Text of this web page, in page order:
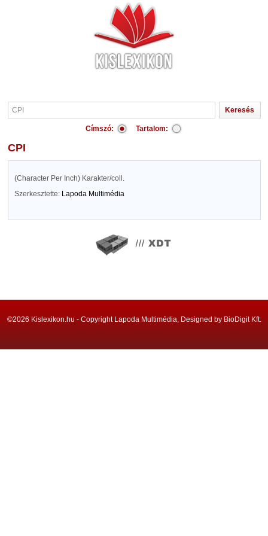
Címszó: Tartalom:
CPI
(Character Per Inch) Karakter/coll.
Szerkesztette: Lapoda Multimédia
©2026 Kislexikon.hu - Copyright Lapoda Multimédia, Designed by BioDigit Kft.